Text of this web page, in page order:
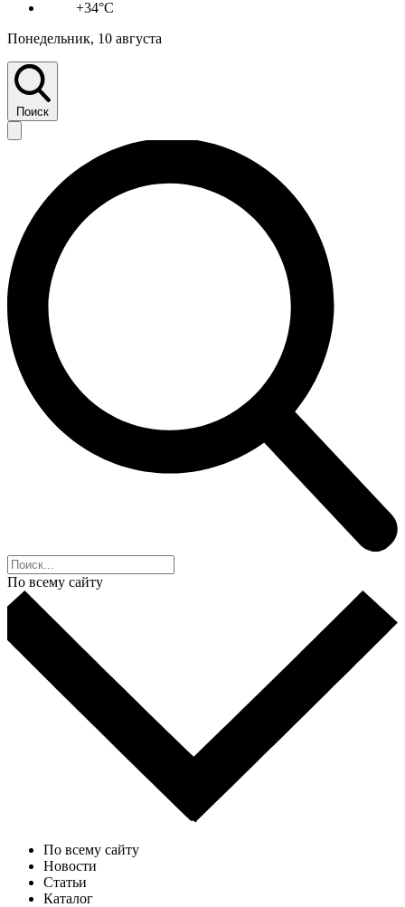
+34°C
Понедельник, 10 августа
Поиск
По всему сайту
По всему сайту
Новости
Статьи
Каталог